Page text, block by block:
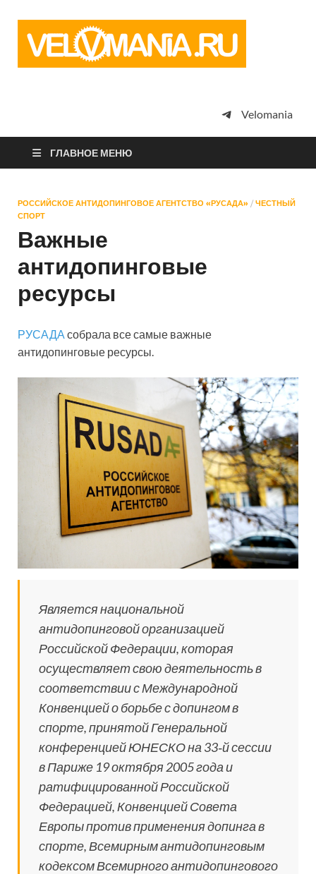
просто
Velomania
ГЛАВНОЕ МЕНЮ
РОССИЙСКОЕ АНТИДОПИНГОВОЕ АГЕНТСТВО «РУСАДА» / ЧЕСТНЫЙ
СПОРТ
Важные
антидопинговые
ресурсы
РУСАДА собрала все самые важные
антидопинговые ресурсы.
Является национальной
антидопинговой организацией
Российской Федерации, которая
осуществляет свою деятельность в
соответствии с Международной
Конвенцией о борьбе с допингом в
спорте, принятой Генеральной
конференцией ЮНЕСКО на 33‑й сессии
в Париже 19 октября 2005 года и
ратифицированной Российской
Федерацией, Конвенцией Совета
Европы против применения допинга в
спорте, Всемирным антидопинговым
кодексом Всемирного антидопингового